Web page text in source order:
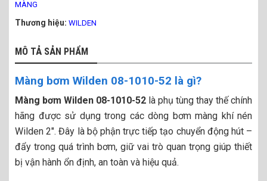
MÀNG
Thương hiệu: WILDEN
MÔ TẢ SẢN PHẨM
Màng bơm Wilden 08-1010-52 là gì?
Màng bơm Wilden 08-1010-52 là phụ tùng thay thế chính
hãng được sử dụng trong các dòng bơm màng khí nén
Wilden 2″. Đây là bộ phận trực tiếp tạo chuyển động hút –
đẩy trong quá trình bơm, giữ vai trò quan trọng giúp thiết
bị vận hành ổn định, an toàn và hiệu quả.